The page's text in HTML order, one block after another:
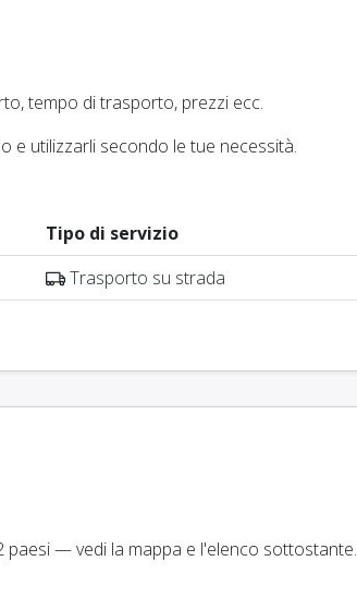
tempo di trasporto, prezzi ecc.
e utilizzarli secondo le tue necessità.
Tipo di servizio
Trasporto su strada
paesi — vedi la mappa e l'elenco sottostante.